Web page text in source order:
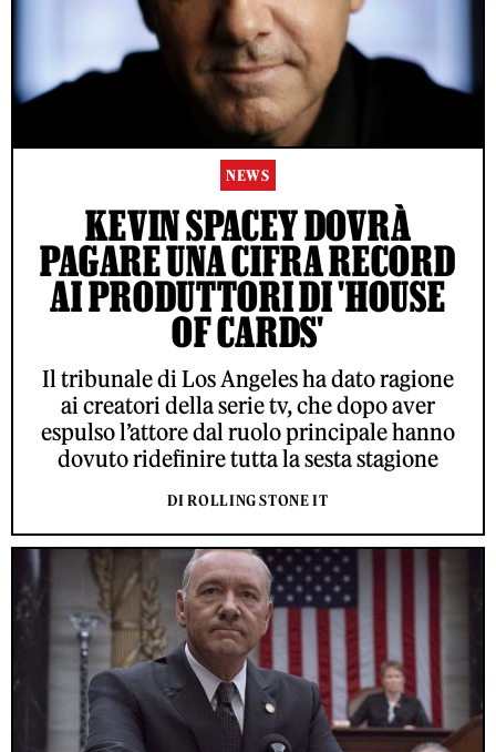
NEWS
KEVIN SPACEY DOVRÀ
PAGARE UNA CIFRA RECORD
AI PRODUTTORI DI 'HOUSE
OF CARDS'
Il tribunale di Los Angeles ha dato ragione
ai creatori della serie tv, che dopo aver
espulso l’attore dal ruolo principale hanno
dovuto ridefinire tutta la sesta stagione
DI ROLLING STONE IT